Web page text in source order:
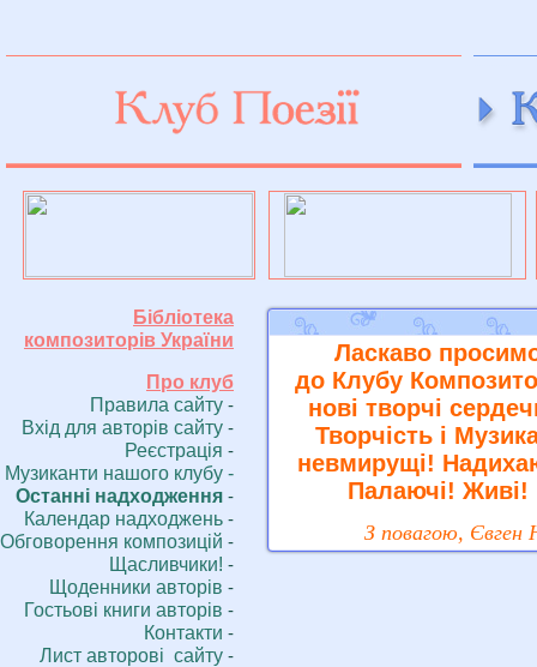
Бібліотека
композиторів України
Про клуб
Правила сайту -
Вхiд для авторів сайту -
Реєстрація -
Музиканти нашого клубу -
Останні надходження -
Календар надходжень -
Обговорення композицій -
Щасливчики! -
Щоденники aвторів -
Гостьові книги aвторів -
Контакти -
Лист авторові сайту -
Ласкаво
до Клубу
нові творчі
Творчість і
невмирущі!
Палаючі! Живі!
З повагою, Євген